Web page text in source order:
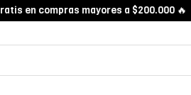
compras mayores a $200.000 🔥